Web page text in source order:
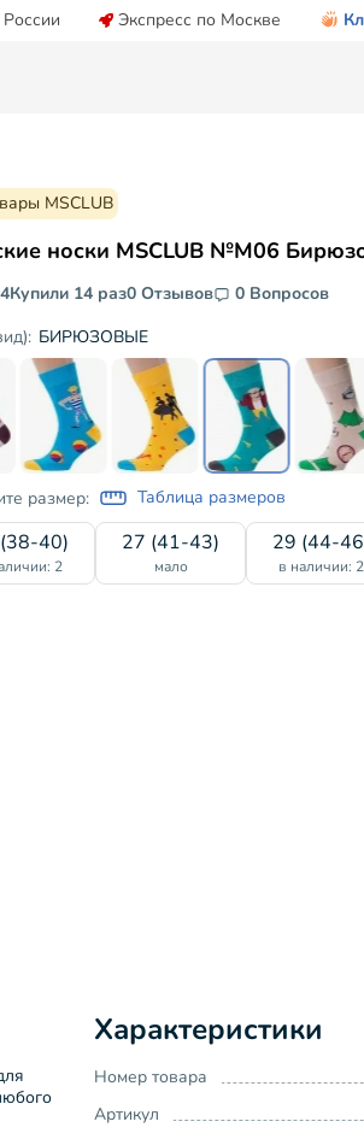
Экспресс по Москве
MSCLUB
носки MSCLUB №М06
Купили 14 раз0 Отзывов
0 Вопросов
БИРЮЗОВЫЕ
размер: Таблица размеров
40)
2
27 (41-43)
мало
29 (44-
в наличии: 2
Характеристики
Номер товара
Артикул